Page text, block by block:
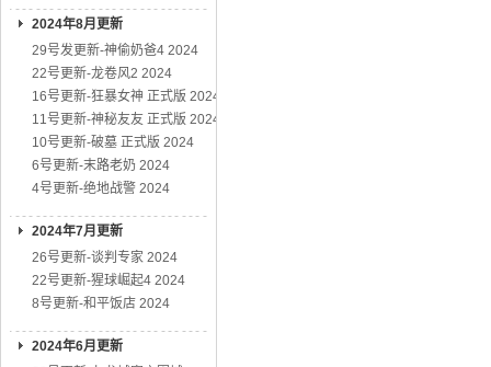
2024年8月更新
29号发更新-神偷奶爸4 2024
22号更新-龙卷风2 2024
16号更新-狂暴女神 正式版 2024
11号更新-神秘友友 正式版 2024
10号更新-破墓 正式版 2024
6号更新-末路老奶 2024
4号更新-绝地战警 2024
2024年7月更新
26号更新-谈判专家 2024
22号更新-猩球崛起4 2024
8号更新-和平饭店 2024
2024年6月更新